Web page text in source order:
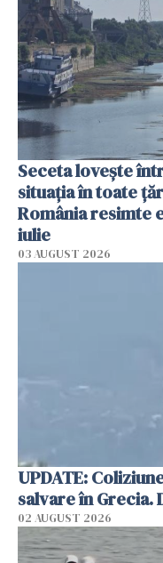
Seceta lovește
situația în toate
România resimte
iulie
03 AUGUST 2026
UPDATE:
salvare în Grecia.
02 AUGUST 2026